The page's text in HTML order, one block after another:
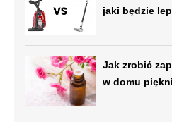
jaki będzie
Jak zrobić
w domu